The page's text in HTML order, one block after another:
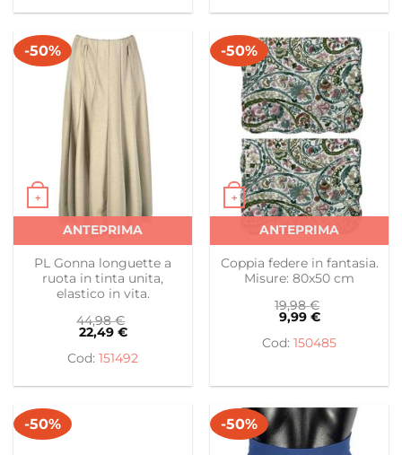
-50%
+
Questo prodotto ha più varianti. Le opzioni possono
ANTEPRIMA
PL Gonna longuette a
ruota in tinta unita,
elastico in vita.
44,98€
22,49 €
151492
-50%
+
Questo prodotto ha più
ANTEPRIMA
Coppia federe in fantasia.
Misure: 80x50 cm
19,98€
9,99 €
150485
-50% -50%